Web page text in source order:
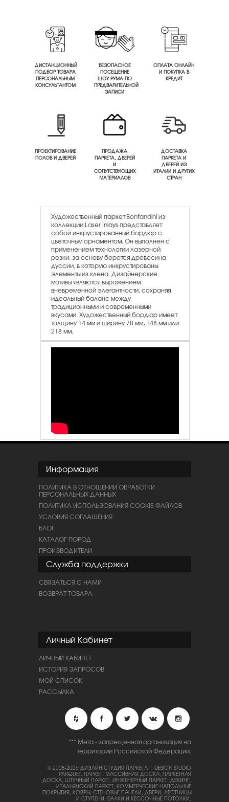
ДИСТАНЦИОННЫЙ
ПОДБОР ТОВАРА
ПЕРСОНАЛЬНЫМ
КОНСУЛЬТАНТОМ
БЕЗОПАСНОЕ
ПОСЕЩЕНИЕ
ШОУ РУМА ПО
ПРЕДВАРИТЕЛЬНОЙ
ЗАПИСИ
ОПЛАТА ОНЛАЙН
И ПОКУПКА В
КРЕДИТ
ПРОЕКТИРОВАНИЕ
ПОЛОВ И ДВЕРЕЙ
ПРОДАЖА
ПАРКЕТА, ДВЕРЕЙ
И
СОПУТСТВУЮЩИХ
МАТЕРИАЛОВ
ДОСТАВКА
ПАРКЕТА И
ДВЕРЕЙ ИЗ
ИТАЛИИ И ДРУГИХ
СТРАН
Художественный паркет Bonfandini из
коллекции Laser Inlays представляет
собой инкрустированный бордюр с
цветочным орнаментом. Он выполнен с
применением технологии лазерной
резки: за основу берется древесина
дуссии, в которую инкрустированы
элементы из клена. Дизайнерские
мотивы являются выражением
вневременной элегантности, сохраняя
идеальный баланс между
традиционными и современными
вкусами. Художественный бордюр имеет
толщину 14 мм и ширину 78 мм, 148 мм или
218 мм.
Информация
ПОЛИТИКА В ОТНОШЕНИИ ОБРАБОТКИ
ПЕРСОНАЛЬНЫХ ДАННЫХ
ПОЛИТИКА ИСПОЛЬЗОВАНИЯ COOKIE-ФАЙЛОВ
УСЛОВИЯ СОГЛАШЕНИЯ
БЛОГ
КАТАЛОГ ПОРОД
ПРОИЗВОДИТЕЛИ
Служба поддержки
СВЯЗАТЬСЯ С НАМИ
ВОЗВРАТ ТОВАРА
Личный Кабинет
ЛИЧНЫЙ КАБИНЕТ
ИСТОРИЯ ЗАПРОСОВ
МОЙ СПИСОК
РАССЫЛКА
*** Мета - запрещенная организация на
территории Российской Федерации.
© 2008-2026 ДИЗАЙН СТУДИЯ ПАРКЕТА | DESIGN STUDIO
PARQUET. ПАРКЕТ, МАССИВНАЯ ДОСКА, ПАРКЕТНАЯ
ДОСКА, ШТУЧНЫЙ ПАРКЕТ, ИНЖЕНЕРНЫЙ ПАРКЕТ, ДЕКИНГ,
ИТАЛЬЯНСКИЙ ПАРКЕТ, КОММЕРЧЕСКИЕ НАПОЛЬНЫЕ
ПОКРЫТИЯ, КОВРЫ, СТЕНОВЫЕ ПАНЕЛИ, ДВЕРИ, ЛЕСТНИЦЫ
И СТУПЕНИ, БАЛКИ И КЕССОННЫЕ ПОТОЛКИ,